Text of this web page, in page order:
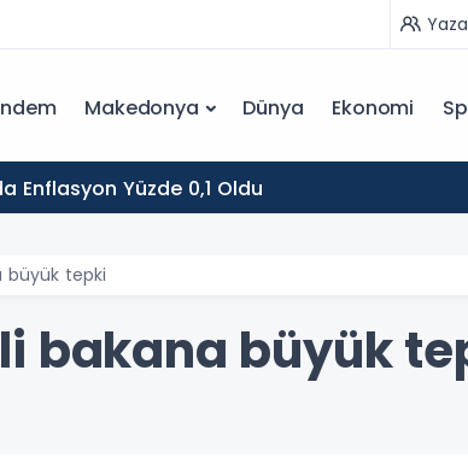
Makedonya Dünya Ekonomi
Enflasyon Yüzde 0,1 Oldu
büyük tepki
bakana büyük